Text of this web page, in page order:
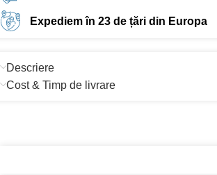
Expediem în 23 de țări din Europa
Descriere
Cost & Timp de livrare